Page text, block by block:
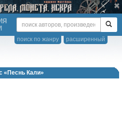
расширенный
поиск по жанру
«Песнь Кали»